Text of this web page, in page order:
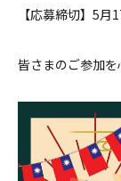
【応募締切】5月
皆さまのご参加を